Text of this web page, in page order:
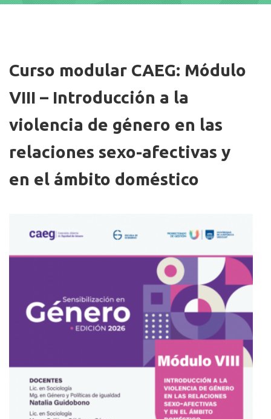
Curso modular CAEG: Módulo
VIII – Introducción a la
violencia de género en las
relaciones sexo-afectivas y
en el ámbito doméstico